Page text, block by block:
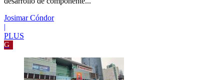
electrónico de Asia?
DESDE SHENZHEN (CHINA). Gestión recorrió las calles de
Huaqiangbei, que cambió el cultivo de arroz por la distribución y
Josimar Cóndor